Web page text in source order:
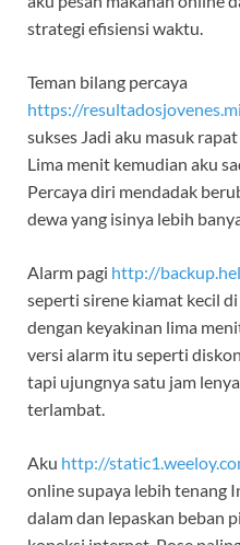
strategi efisiensi waktu.
Teman bilang percaya
https://
sukses Jadi aku masuk
Lima menit kemudian aku
Percaya diri mendadak
dewa yang isinya lebih
Alarm pagi http://
seperti sirene kiamat kecil
dengan keyakinan lima
versi alarm itu seperti
tapi ujungnya satu jam
terlambat.
Aku http://
online supaya lebih tenang
dalam dan lepaskan beban